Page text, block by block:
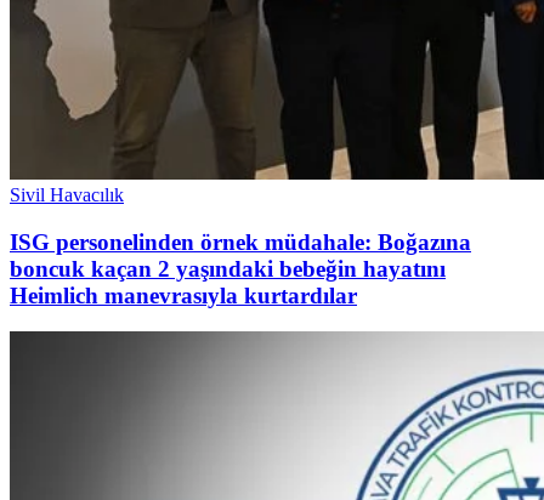
Sivil Havacılık
ISG personelinden örnek müdahale: Boğazına
boncuk kaçan 2 yaşındaki bebeğin hayatını
Heimlich manevrasıyla kurtardılar